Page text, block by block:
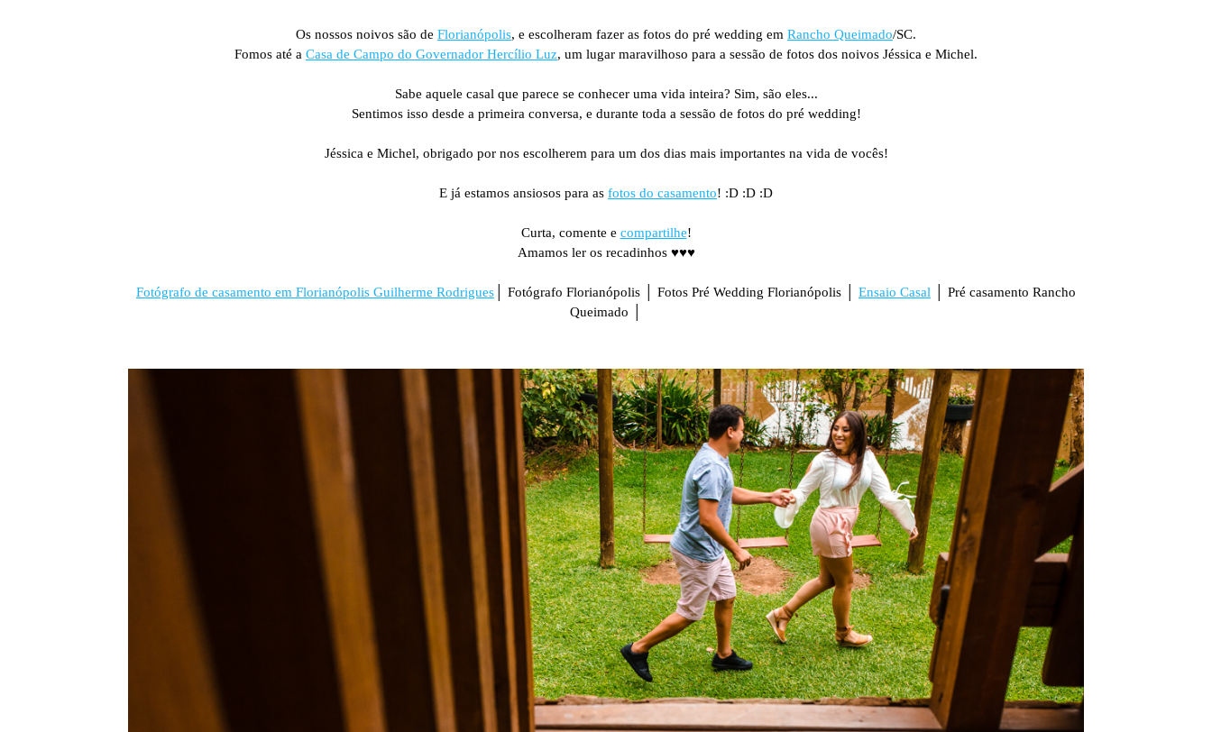
Os nossos noivos são de Florianópolis, e escolheram fazer as fotos do pré wedding em Rancho Queimado/SC.
Fomos até a Casa de Campo do Governador Hercílio Luz, um lugar maravilhoso para a sessão de fotos dos noivos Jéssica e Michel.
Sabe aquele casal que parece se conhecer uma vida inteira? Sim, são eles...
Sentimos isso desde a primeira conversa, e durante toda a sessão de fotos do pré wedding!
Jéssica e Michel, obrigado por nos escolherem para um dos dias mais importantes na vida de vocês!
E já estamos ansiosos para as fotos do casamento! :D :D :D
Curta, comente e compartilhe!
Amamos ler os recadinhos ♥♥♥
Fotógrafo de casamento em Florianópolis Guilherme Rodrigues │ Fotógrafo Florianópolis │ Fotos Pré Wedding Florianópolis │ Ensaio Casal │ Pré casamento Rancho
Queimado │